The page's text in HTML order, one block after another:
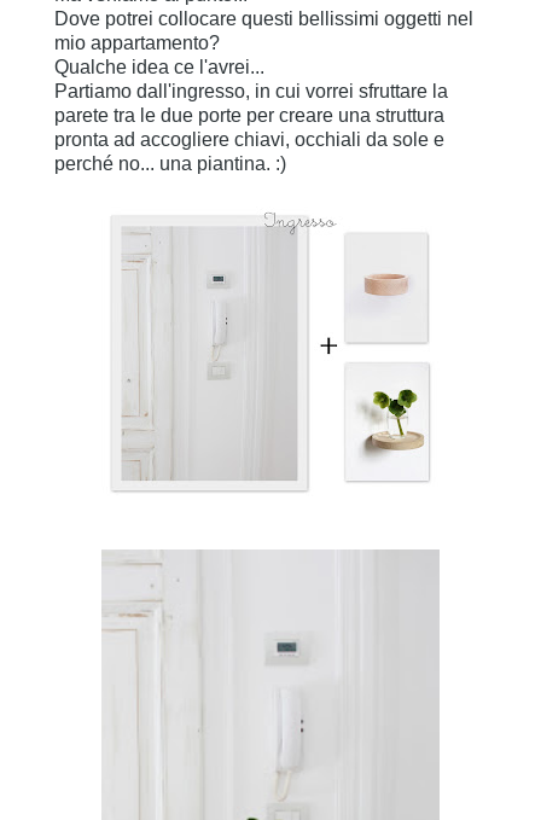
Dove potrei collocare questi bellissimi oggetti nel
mio appartamento?
Qualche idea ce l'avrei...
Partiamo dall'ingresso, in cui vorrei sfruttare la
parete tra le due porte per creare una struttura
pronta ad accogliere chiavi, occhiali da sole e
perché no... una piantina. :)